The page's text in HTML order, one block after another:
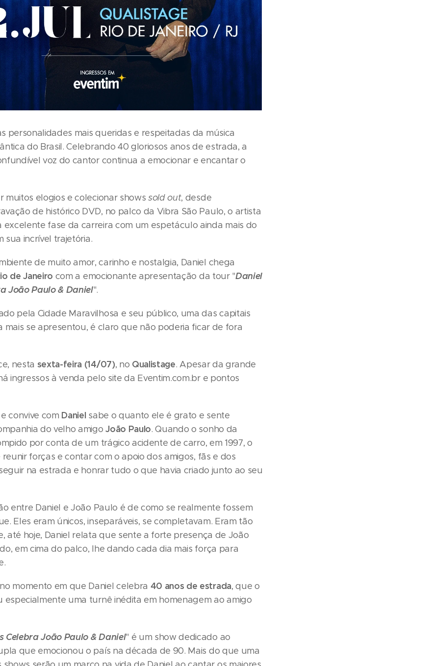
personalidades mais queridas e respeitadas da música
do Brasil. Celebrando 40 gloriosos anos de estrada, a
voz do cantor continua a emocionar e encantar o
muitos elogios e colecionar shows sold out, desde
de histórico DVD, no palco da Vibra São Paulo, o artista
excelente fase da carreira com um espetáculo ainda mais do
sua incrível trajetória.
de muito amor, carinho e nostalgia, Daniel chega
de Janeiro com a emocionante apresentação da tour "Daniel
João Paulo & Daniel".
pela Cidade Maravilhosa e seu público, uma das capitais
mais se apresentou, é claro que não poderia ficar de fora
nesta sexta-feira (14/07), no Qualistage. Apesar da grande
ingressos à venda pelo site da Eventim.com.br e pontos
convive com Danielsabe o quanto ele é grato e sente
do velho amigoJoão Paulo. Quando o sonho da
por conta de um trágico acidente de carro, em 1997, o
forças e contar com o apoio dos amigos, fãs e dos
na estrada e honrar tudo o que havia criado junto ao seu
entre Daniel e João Paulo é de como se realmente fossem
Eles eram únicos, inseparáveis, se completavam. Eram tão
até hoje, Daniel relata que sente a forte presença de João
em cima do palco, lhe dando cada dia mais força para
momento em que Daniel celebra 40 anos de estrada, que o
especialmente uma turnê inédita em homenagem ao amigo
Celebra João Paulo & Daniel" é um show dedicado ao
que emocionou o país na década de 90. Mais do que uma